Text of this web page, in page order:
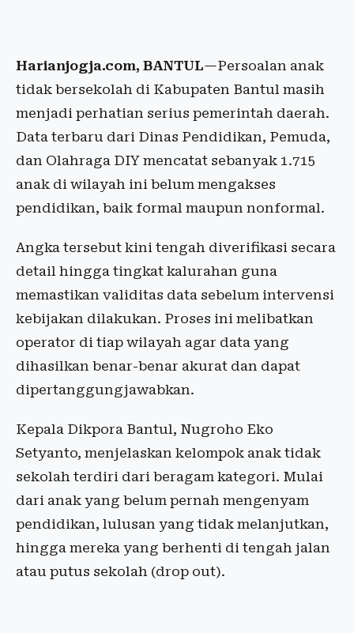
Harianjogja.com, BANTUL—Persoalan anak
tidak bersekolah di Kabupaten Bantul masih
menjadi perhatian serius pemerintah daerah.
Data terbaru dari Dinas Pendidikan, Pemuda,
dan Olahraga DIY mencatat sebanyak 1.715
anak di wilayah ini belum mengakses
pendidikan, baik formal maupun nonformal.
Angka tersebut kini tengah diverifikasi secara
detail hingga tingkat kalurahan guna
memastikan validitas data sebelum intervensi
kebijakan dilakukan. Proses ini melibatkan
operator di tiap wilayah agar data yang
dihasilkan benar-benar akurat dan dapat
dipertanggungjawabkan.
Kepala Dikpora Bantul, Nugroho Eko
Setyanto, menjelaskan kelompok anak tidak
sekolah terdiri dari beragam kategori. Mulai
dari anak yang belum pernah mengenyam
pendidikan, lulusan yang tidak melanjutkan,
hingga mereka yang berhenti di tengah jalan
atau putus sekolah (drop out).